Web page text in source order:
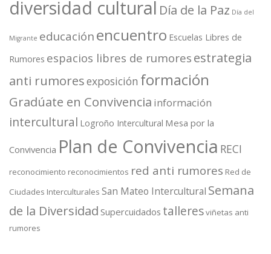
diversidad cultural Día de la Paz Día del
Migrante educaciónencuentro Escuelas Libres de
Rumores espacios libres de rumores estrategia
anti rumoresexposición formación
Gradúate en Convivencia información
intercultural Logroño Intercultural Mesa por la
Convivencia Plan de Convivencia RECI
reconocimiento reconocimientos red anti rumores Red de
Ciudades Interculturales San Mateo Intercultural Semana
de la Diversidad Supercuidados talleresviñetas anti
rumores